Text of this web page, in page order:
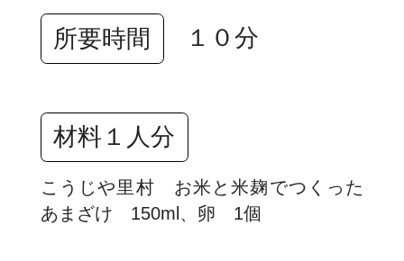
所要時間 １０分
材料１人分
こうじや里村 お米と米麹でつくった
あまざけ 150ml、卵 1個